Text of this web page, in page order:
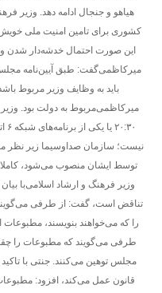
هیاهو و جنجال ادامه دهد. وزیر
کشوری برای تامین امنیت ملی
این صورت احتمال خدشه‌دار شدن
میرکاظمی‌گفت: طبق آیین‌نامه
باید به وظایف وزیر مربوط
میرکاظمی‌مربوط به دولت بود. وزیر
نیست؛ سازمان صدا‌و‌سیما زیر نظر
توسط ایشان منصوب می‌شود‌،
وزیر فرهنگ و ارشاد اسلامی‌با
تناقض است، گفت: از طرفی می‌گویند
را که می‌خواهند بنویسند، مطبوعات
طرفی می‌گویند که مطبوعات را چقدر
مجلس توهین می‌کنند. جنتی با
قانون عمل می‌کند، افزود: